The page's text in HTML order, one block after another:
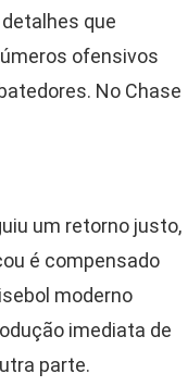
que
ofensivos
No Chase
um retorno justo,
é compensado
moderno
imediata de
parte.